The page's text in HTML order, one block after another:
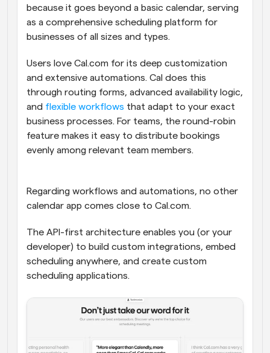
because it goes beyond a basic calendar, serving
as a comprehensive scheduling platform for
businesses of all sizes and types.
Users love Cal.com for its deep customization
and extensive automations. Cal does this
through routing forms, advanced availability logic,
and flexible workflows that adapt to your exact
business processes. For teams, the round-robin
feature makes it easy to distribute bookings
evenly among relevant team members.
Regarding workflows and automations, no other
calendar app comes close to Cal.com.
The API-first architecture enables you (or your
developer) to build custom integrations, embed
scheduling anywhere, and create custom
scheduling applications.